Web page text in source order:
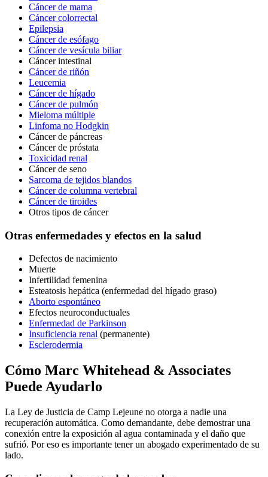
Cáncer de mama
Cáncer colorrectal
Epilepsia
Cáncer de esófago
Cáncer de vesícula biliar
Cáncer intestinal
Cáncer de riñón
Leucemia
Cáncer de hígado
Cáncer de pulmón
Mieloma múltiple
Linfoma no Hodgkin
Cáncer de páncreas
Cáncer de próstata
Toxicidad renal
Cáncer de seno
Sarcoma de tejidos blandos
Cáncer de columna vertebral
Cáncer de tiroides
Otros tipos de cáncer
Otras enfermedades y efectos en la salud
Defectos de nacimiento
Muerte
Infertilidad femenina
Esteatosis hepática (enfermedad del hígado graso)
Aborto espontáneo
Efectos neuroconductuales
Enfermedad de Parkinson
Insuficiencia renal (permanente)
Esclerodermia
Cómo Marc Whitehead & Associates
Puede Ayudarlo
La Ley de Justicia de Camp Lejeune no otorga a nadie una
recuperación automática. Como demandante, debe demostrar una
conexión entre la exposición al agua contaminada y el daño que
sufrió. Por eso es importante tener un abogado experimentado de su
lado.